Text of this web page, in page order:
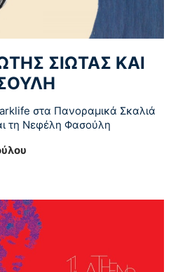
ΣΙΩΤΑΣ ΚΑΙ
στα Πανοραμικά Σκαλιά
τη Νεφέλη Φασούλη